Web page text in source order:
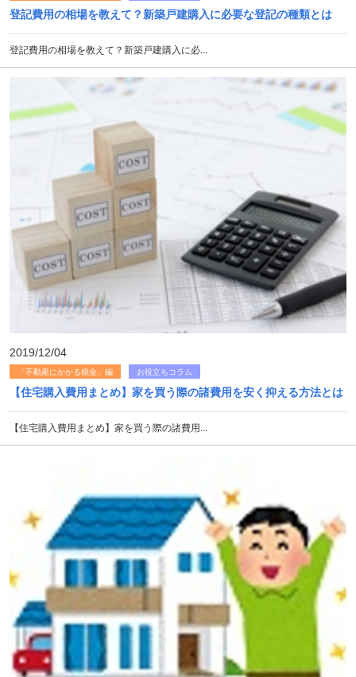
登記費用の相場を教えて？新築戸建購入に必要な登記の種類とは
登記費用の相場を教えて？新築戸建購入に必...
2019/12/04
「不動産にかかる税金」編 お役立ちコラム
【住宅購入費用まとめ】家を買う際の諸費用を安く抑える方法とは
【住宅購入費用まとめ】家を買う際の諸費用...